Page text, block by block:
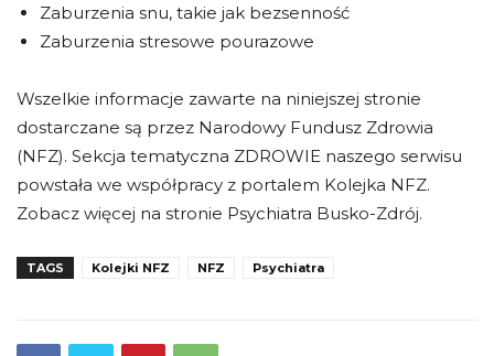
Zaburzenia snu, takie jak bezsenność
Zaburzenia stresowe pourazowe
Wszelkie informacje zawarte na niniejszej stronie
dostarczane są przez Narodowy Fundusz Zdrowia
(NFZ). Sekcja tematyczna ZDROWIE naszego serwisu
powstała we współpracy z portalem Kolejka NFZ.
Zobacz więcej na stronie Psychiatra Busko-Zdrój.
TAGS Kolejki NFZ NFZ Psychiatra